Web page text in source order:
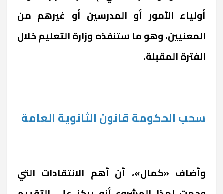
أولياء الأمور أو المدرسين أو غيرهم من
المعنيين، وهو ما ستنفذه وزارة التعليم خلال
الفترة المقبلة.
سحب الحكومة قانون الثانوية العامة
وأضاف «كمال»، أن أهم الانتقادات التي